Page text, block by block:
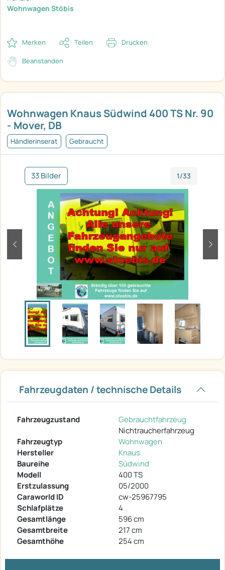
Wohnwagen Knaus Südwind 400 TS Nr. 90
- Mover, DB
Händlerinserat Gebraucht
33 Bilder 1/33
zurück
Fahrzeugdaten / technische Details
Fahrzeugzustand
Gebrauchtfahrzeug
Nichtraucherfahrzeug
Fahrzeugtyp
Wohnwagen
Hersteller
Knaus
Baureihe
Südwind
Modell
400 TS
Erstzulassung
05/2000
Caraworld ID
cw-25967795
Schlafplätze
4
Gesamtlänge
596 cm
Gesamtbreite
217 cm
Gesamthöhe
254 cm
Wohnwagen Stöbis
Merken Teilen Drucken
Beanstanden